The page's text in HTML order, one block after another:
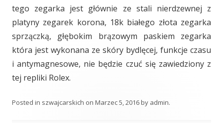
tego zegarka jest głównie ze stali nierdzewnej z
platyny zegarek korona, 18k białego złota zegarka
sprzączką, głębokim brązowym paskiem zegarka
która jest wykonana ze skóry bydlęcej, funkcje czasu
i antymagnesowe, nie będzie czuć się zawiedziony z
tej repliki Rolex.
Posted in szwajcarskich on Marzec 5, 2016by admin.